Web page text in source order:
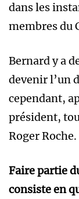
dans les
membres du
Bernard y a
devenir l’un
cependant,
président,
Roger Roche.
Faire partie
consiste en